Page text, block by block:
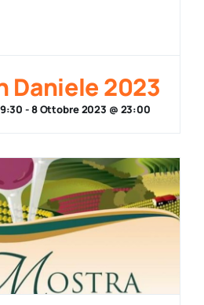
Daniele 2023
-8 Ottobre 2023 @ 23:00